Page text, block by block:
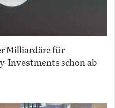
Milliardäre für
Investments schon ab